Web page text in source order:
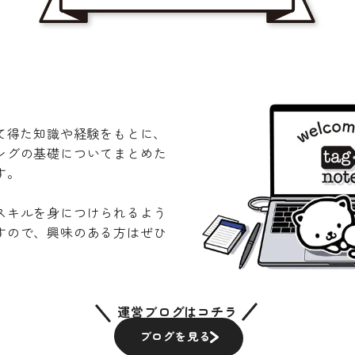
ABOUT
た知識や経験をもとに、
の基礎についてまとめた
ルを身につけられるよう
で、興味のある方はぜひ
運営ブログはコチラ
ブログを見る